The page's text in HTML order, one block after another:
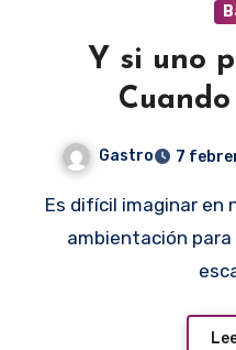
Y si uno
Gastro 7
Es difícil imaginar en nuestro medio una mejor
ambientación